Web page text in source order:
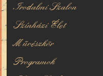
Irodalmi Szalon
Színházi Élet
Művészkör
Programok